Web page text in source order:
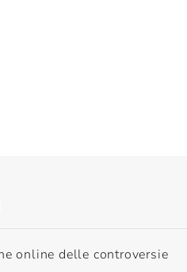
online delle controversie